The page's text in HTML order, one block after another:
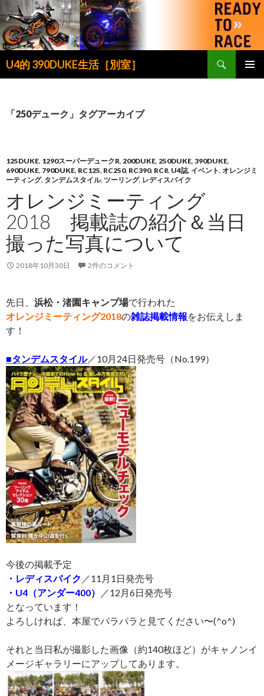
U4的 390DUKE生活［別室］
索
ン
キ
ッ
「250デューク」タグアーカイブ
125DUKE, 1290スーパーデュークR, 200DUKE, 250DUKE, 390DUKE,
690DUKE, 790DUKE, RC125, RC250, RC390, RC8, U4誌, イベント, オレンジミ
ーティング, タンデムスタイル, ツーリング, レディスバイク
オレンジミーティング
2018 掲載誌の紹介＆当日
撮った写真について
2018年10月30日 2件のコメント
先日、 浜松・渚園キャンプ場で行われた
オレンジミーティング2018の雑誌掲載情報をお伝えしま
す！
■タンデムスタイル／10月24日発売号（No.199）
今後の掲載予定
・レディスバイク ／11月1日発売号
・U4（アンダー400）
／12月6日発売号
となっています！
よろしければ、本屋でパラパラと見てください〜(^o^)
それと当日私が撮影した画像（約140枚ほど）がキャノンイ
メージギャラリーにアップしてあります。